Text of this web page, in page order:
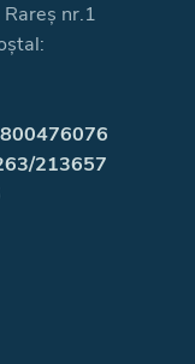
nr.1
213657